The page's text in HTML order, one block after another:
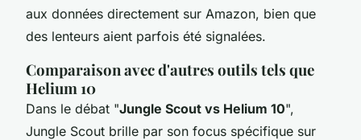
aux données directement sur Amazon, bien que
des lenteurs aient parfois été signalées.
Comparaison avec d'autres outils tels que
Helium 10
Dans le débat "Jungle Scout vs Helium 10",
Jungle Scout brille par son focus spécifique sur